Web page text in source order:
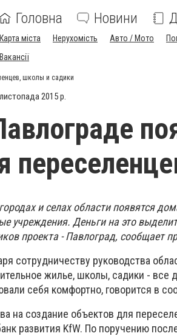
Головна Новини
Карта міста Нерухомість Авто / Мото
Вакансії
школы и садики
2015 р.
и селах области появятся
учреждения. Деньги на это
проекта - Павлоград, сообщает
сотрудничеству руководства
жилье, школы, садики -
себя комфортно, говорится в
на создание объектов для
развития KfW. По поручению